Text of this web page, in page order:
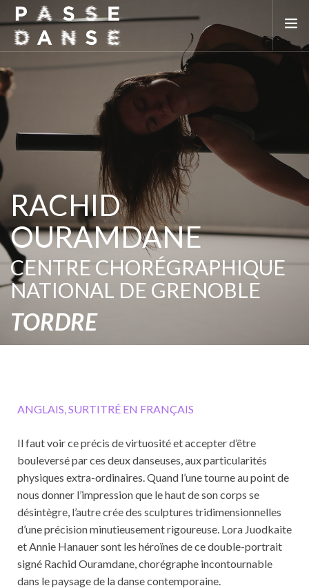
LA SAISON 25/26
RACHID
OURAMDANE
CENTRE CHORÉGRAPHIQUE
NATIONAL DE GRENOBLE
TORDRE
ANGLAIS, SURTITRÉ EN FRANÇAIS
Il faut voir ce précis de virtuosité et accepter d’être
bouleversé par ces deux danseuses, aux particularités
physiques extra-ordinaires. Quand l’une tourne au point de
nous donner l’impression que le haut de son corps se
désintègre, l’autre crée des sculptures tridimensionnelles
d’une précision minutieusement rigoureuse. Lora Juodkaite
et Annie Hanauer sont les héroïnes de ce double-portrait
signé Rachid Ouramdane, chorégraphe incontournable
dans le paysage de la danse contemporaine.